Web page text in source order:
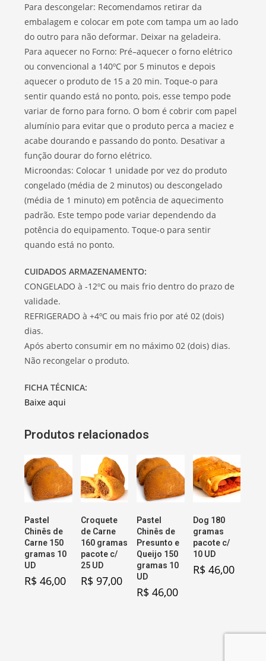
Para descongelar: Recomendamos retirar da
embalagem e colocar em pote com tampa um ao lado
do outro para não deformar. Deixar na geladeira.
Para aquecer no Forno: Pré–aquecer o forno elétrico
ou convencional a 140ºC por 5 minutos e depois
aquecer o produto de 15 a 20 min. Toque-o para
sentir quando está no ponto, pois, esse tempo pode
variar de forno para forno. O bom é cobrir com papel
alumínio para evitar que o produto perca a maciez e
acabe dourando e passando do ponto. Desativar a
função dourar do forno elétrico.
Microondas: Colocar 1 unidade por vez do produto
congelado (média de 2 minutos) ou descongelado
(média de 1 minuto) em potência de aquecimento
padrão. Este tempo pode variar dependendo da
potência do equipamento. Toque-o para sentir
quando está no ponto.
CUIDADOS ARMAZENAMENTO:
CONGELADO à -12ºC ou mais frio dentro do prazo de
validade.
REFRIGERADO à +4ºC ou mais frio por até 02 (dois)
dias.
Após aberto consumir em no máximo 02 (dois) dias.
Não recongelar o produto.
FICHA TÉCNICA:
Baixe aqui
Produtos relacionados
Pastel
Chinês de
Carne 150
gramas 10
UD
R$ 46,00
Croquete
de Carne
160 gramas
pacote c/
25 UD
R$ 97,00
Pastel
Chinês de
Presunto e
Queijo 150
gramas 10
UD
R$ 46,00
Dog 180
gramas
pacote c/
10 UD
R$ 46,00